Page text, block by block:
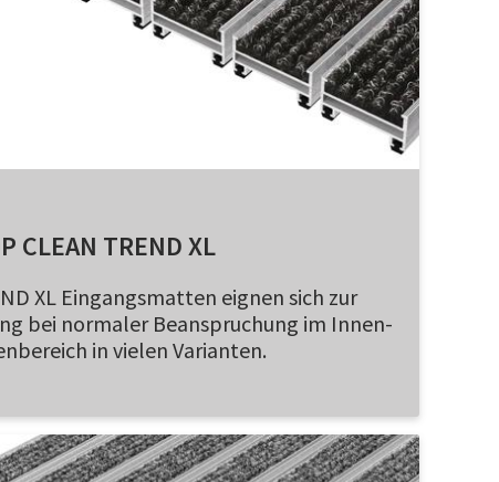
CLEAN TREND XL
XL Eingangsmatten eignen sich zur
bei normaler Beanspruchung im Innen-
in vielen Varianten.